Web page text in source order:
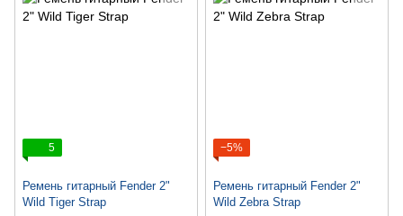
5
Ремень гитарный Fender 2"
Wild Tiger Strap
−5%
Ремень гитарный Fender 2"
Wild Zebra Strap